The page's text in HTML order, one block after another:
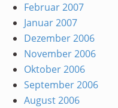
Februar 2007
Januar 2007
Dezember 2006
November 2006
Oktober 2006
September 2006
August 2006